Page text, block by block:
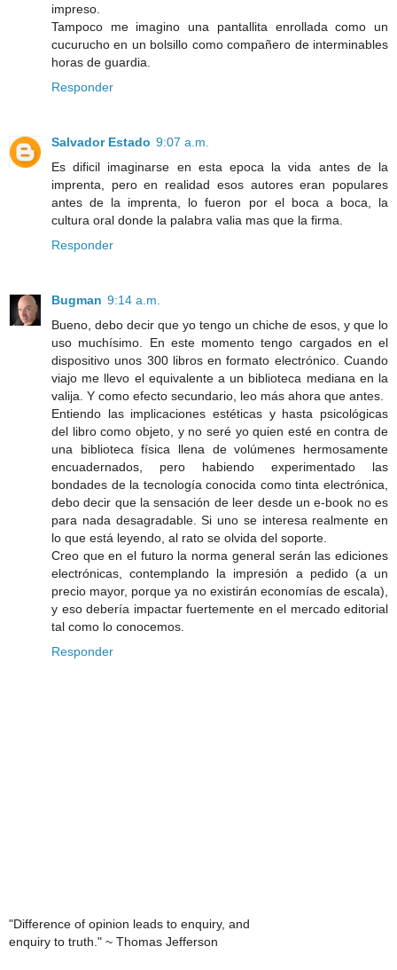
impreso.
Tampoco me imagino una pantallita enrollada como un
cucurucho en un bolsillo como compañero de interminables
horas de guardia.
Responder
Salvador Estado 9:07 a.m.
Es dificil imaginarse en esta epoca la vida antes de la
imprenta, pero en realidad esos autores eran populares
antes de la imprenta, lo fueron por el boca a boca, la
cultura oral donde la palabra valia mas que la firma.
Responder
Bugman 9:14 a.m.
Bueno, debo decir que yo tengo un chiche de esos, y que lo
uso muchísimo. En este momento tengo cargados en el
dispositivo unos 300 libros en formato electrónico. Cuando
viajo me llevo el equivalente a un biblioteca mediana en la
valija. Y como efecto secundario, leo más ahora que antes.
Entiendo las implicaciones estéticas y hasta psicológicas
del libro como objeto, y no seré yo quien esté en contra de
una biblioteca física llena de volúmenes hermosamente
encuadernados, pero habiendo experimentado las
bondades de la tecnología conocida como tinta electrónica,
debo decir que la sensación de leer desde un e-book no es
para nada desagradable. Si uno se interesa realmente en
lo que está leyendo, al rato se olvida del soporte.
Creo que en el futuro la norma general serán las ediciones
electrónicas, contemplando la impresión a pedido (a un
precio mayor, porque ya no existirán economías de escala),
y eso debería impactar fuertemente en el mercado editorial
tal como lo conocemos.
Responder
"Difference of opinion leads to enquiry, and
enquiry to truth." ~ Thomas Jefferson